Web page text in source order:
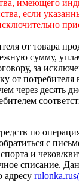
имеющего
если
от товара
сумму,
за
от потребителя
через десять
по
с
и чеков/
списание.
адресу